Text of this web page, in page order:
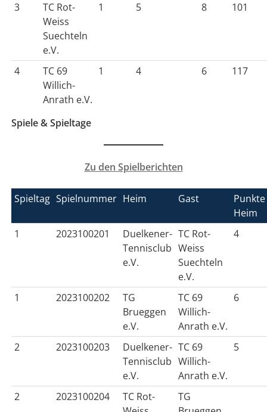
3
TC Rot-
Weiss
Suechteln
e.V.
1 5 8 101
4
TC 69
Willich-
Anrath e.V.
1 4 6 117
Spiele & Spieltage
Zu den Spielberichten
Spieltag Spielnummer Heim Gast
Punkte
Heim
1
2023100201
Duelkener-
Tennisclub
e.V.
TC Rot-
Weiss
Suechteln
e.V.
4
1 2023100202
TG
Brueggen
e.V.
TC 69
Willich-
Anrath e.V.
6
2 2023100203
Duelkener-
Tennisclub
e.V.
TC 69
Willich-
Anrath e.V.
5
2 2023100204
TC Rot-
TG